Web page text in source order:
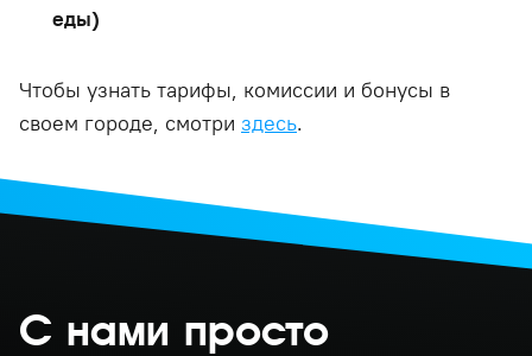
еды)
Чтобы узнать тарифы, комиссии и бонусы в
своем городе, смотри здесь.
С нами просто